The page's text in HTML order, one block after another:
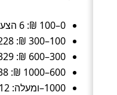
0–100 ₪: 6 הצעות (כ־1%).
100–300 ₪: 228 הצעות (כ־20%).
300–600 ₪: 329 הצעות (כ־30%).
600–1000 ₪: 138 הצעות (כ־12%).
1000–ומעלה: 412 הצעות (כ־37%).